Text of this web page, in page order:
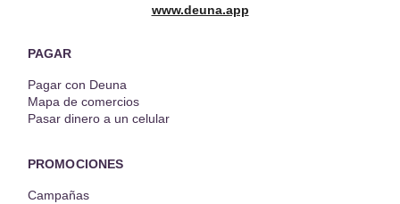
www.deuna.app
PAGAR
Pagar con Deuna
Mapa de comercios
Pasar dinero a un celular
PROMOCIONES
Campañas